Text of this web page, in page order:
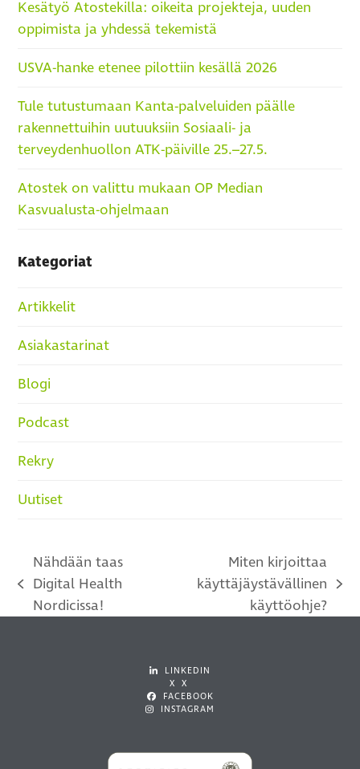
Kesätyö Atostekilla: oikeita projekteja, uuden
oppimista ja yhdessä tekemistä
USVA-hanke etenee pilottiin kesällä 2026
Tule tutustumaan Kanta-palveluiden päälle
rakennettuihin uutuuksiin Sosiaali- ja
terveydenhuollon ATK-päiville 25.–27.5.
Atostek on valittu mukaan OP Median
Kasvualusta-ohjelmaan
Kategoriat
Artikkelit
Asiakastarinat
Blogi
Podcast
Rekry
Uutiset
previous
post:
Nähdään taas
Digital Health
Nordicissa!
next
post:
Miten kirjoittaa
käyttäjäystävällinen
käyttöohje?
LINKEDIN
X X
FACEBOOK
INSTAGRAM